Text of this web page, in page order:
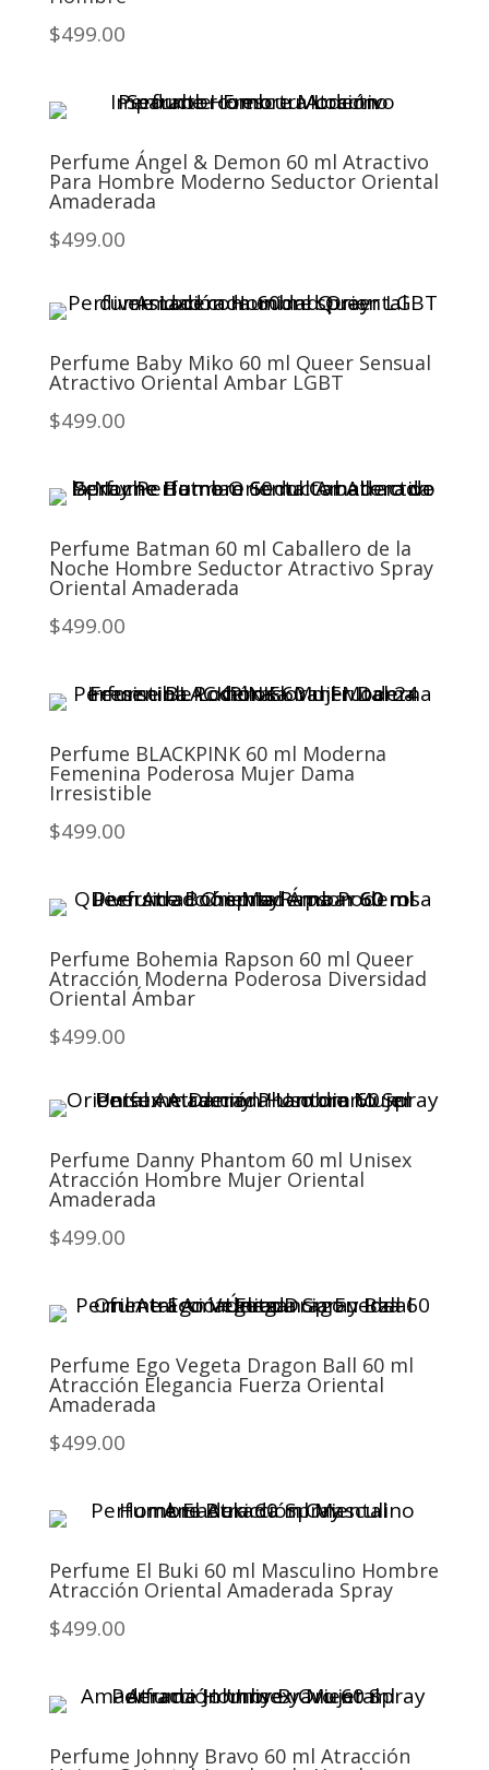
$499.00
Perfume Ángel & Demon 60 ml Atractivo
Para Hombre Moderno Seductor Oriental
Amaderada
$499.00
Perfume Baby Miko 60 ml Queer Sensual
Atractivo Oriental Ambar LGBT
$499.00
Perfume Batman 60 ml Caballero de la
Noche Hombre Seductor Atractivo Spray
Oriental Amaderada
$499.00
Perfume BLACKPINK 60 ml Moderna
Femenina Poderosa Mujer Dama
Irresistible
$499.00
Perfume Bohemia Rapson 60 ml Queer
Atracción Moderna Poderosa Diversidad
Oriental Ámbar
$499.00
Perfume Danny Phantom 60 ml Unisex
Atracción Hombre Mujer Oriental
Amaderada
$499.00
Perfume Ego Vegeta Dragon Ball 60 ml
Atracción Elegancia Fuerza Oriental
Amaderada
$499.00
Perfume El Buki 60 ml Masculino Hombre
Atracción Oriental Amaderada Spray
$499.00
Perfume Johnny Bravo 60 ml Atracción